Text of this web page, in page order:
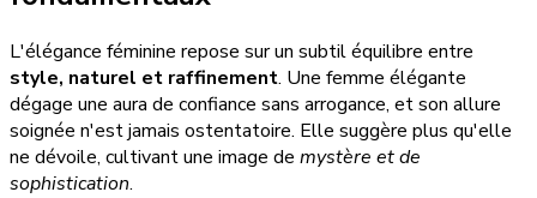
L'élégance féminine repose sur un subtil équilibre entre
style, naturel et raffinement. Une femme élégante
dégage une aura de confiance sans arrogance, et son allure
soignée n'est jamais ostentatoire. Elle suggère plus qu'elle
ne dévoile, cultivant une image de mystère et de
sophistication.